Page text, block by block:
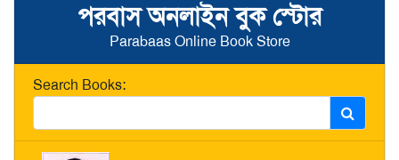
পরবাস অনলাইন বুক স্টোর
Parabaas Online Book Store
Search Books: